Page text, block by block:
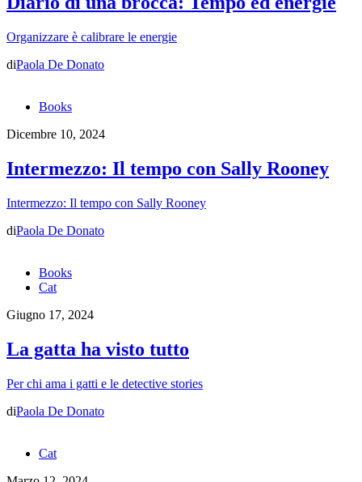
Organizzare è calibrare le energie
diPaola De Donato
Books
Dicembre 10, 2024
Intermezzo: Il tempo con Sally Rooney
Intermezzo: Il tempo con Sally Rooney
diPaola De Donato
Books
Cat
Giugno 17, 2024
La gatta ha visto tutto
Per chi ama i gatti e le detective stories
diPaola De Donato
Cat